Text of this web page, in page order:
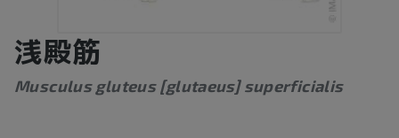
浅殿筋
Musculus gluteus [glutaeus] superficialis